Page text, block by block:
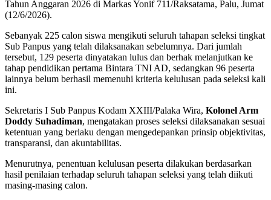
Tahun Anggaran 2026 di Markas Yonif 711/Raksatama, Palu, Jumat
(12/6/2026).
Sebanyak 225 calon siswa mengikuti seluruh tahapan seleksi tingkat
Sub Panpus yang telah dilaksanakan sebelumnya. Dari jumlah
tersebut, 129 peserta dinyatakan lulus dan berhak melanjutkan ke
tahap pendidikan pertama Bintara TNI AD, sedangkan 96 peserta
lainnya belum berhasil memenuhi kriteria kelulusan pada seleksi kali
ini.
Sekretaris I Sub Panpus Kodam XXIII/Palaka Wira, Kolonel Arm
Doddy Suhadiman, mengatakan proses seleksi dilaksanakan sesuai
ketentuan yang berlaku dengan mengedepankan prinsip objektivitas,
transparansi, dan akuntabilitas.
Menurutnya, penentuan kelulusan peserta dilakukan berdasarkan
hasil penilaian terhadap seluruh tahapan seleksi yang telah diikuti
masing-masing calon.